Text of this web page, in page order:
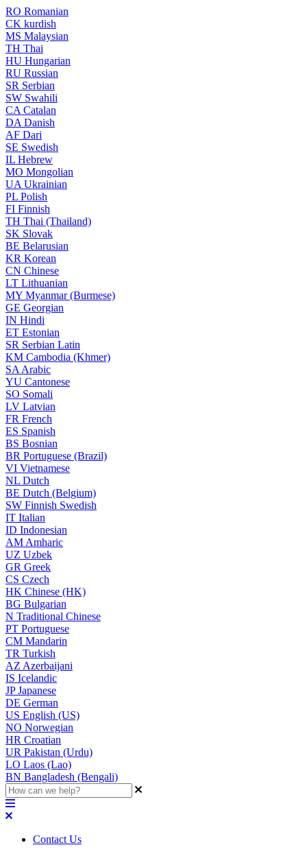
RO Romanian
CK kurdish
MS Malaysian
TH Thai
HU Hungarian
RU Russian
SR Serbian
SW Swahili
CA Catalan
DA Danish
AF Dari
SE Swedish
IL Hebrew
MO Mongolian
UA Ukrainian
PL Polish
FI Finnish
TH Thai (Thailand)
SK Slovak
BE Belarusian
KR Korean
CN Chinese
LT Lithuanian
MY Myanmar (Burmese)
GE Georgian
IN Hindi
ET Estonian
SR Serbian Latin
KM Cambodia (Khmer)
SA Arabic
YU Cantonese
SO Somali
LV Latvian
FR French
ES Spanish
BS Bosnian
BR Portuguese (Brazil)
VI Vietnamese
NL Dutch
BE Dutch (Belgium)
SW Finnish Swedish
IT Italian
ID Indonesian
AM Amharic
UZ Uzbek
GR Greek
CS Czech
HK Chinese (HK)
BG Bulgarian
N Traditional Chinese
PT Portuguese
CM Mandarin
TR Turkish
AZ Azerbaijani
IS Icelandic
JPJapanese
DE German
US English (US)
NO Norwegian
HR Croatian
UR Pakistan (Urdu)
LO Laos (Lao)
BN Bangladesh (Bengali)
Contact Us